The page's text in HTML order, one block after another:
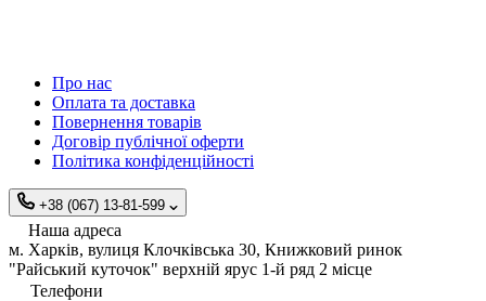
Про нас
Оплата та доставка
Повернення товарів
Договір публічної оферти
Політика конфіденційності
+38 (067) 13-81-599
Наша адреса
м. Харків, вулиця Клочківська 30, Книжковий ринок
"Райський куточок" верхній ярус 1-й ряд 2 місце
Телефони